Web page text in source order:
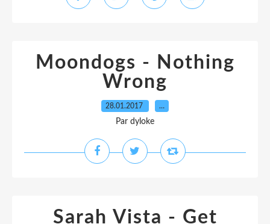
Moondogs - Nothing
Wrong
28.01.2017 …
Par dyloke
Sarah Vista - Get